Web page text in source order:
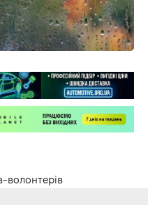
волонтерів